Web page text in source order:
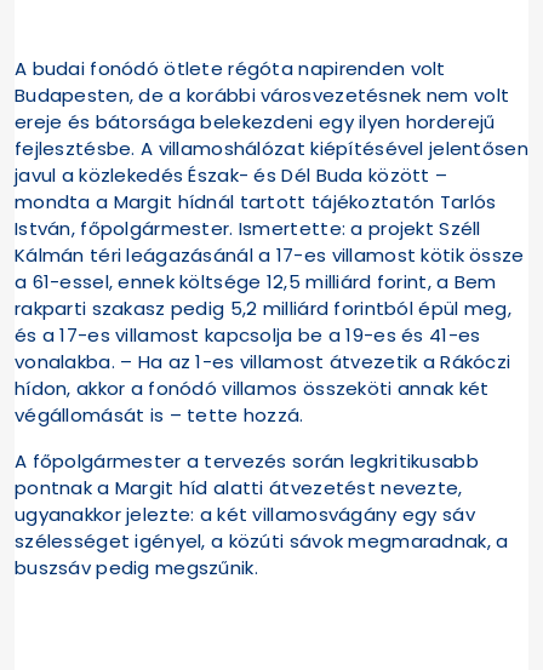
A budai fonódó ötlete régóta napirenden volt
Budapesten, de a korábbi városvezetésnek nem volt
ereje és bátorsága belekezdeni egy ilyen horderejű
fejlesztésbe. A villamoshálózat kiépítésével jelentősen
javul a közlekedés Észak- és Dél Buda között –
mondta a Margit hídnál tartott tájékoztatón Tarlós
István, főpolgármester. Ismertette: a projekt Széll
Kálmán téri leágazásánál a 17-es villamost kötik össze
a 61-essel, ennek költsége 12,5 milliárd forint, a Bem
rakparti szakasz pedig 5,2 milliárd forintból épül meg,
és a 17-es villamost kapcsolja be a 19-es és 41-es
vonalakba. – Ha az 1-es villamost átvezetik a Rákóczi
hídon, akkor a fonódó villamos összeköti annak két
végállomását is – tette hozzá.
A főpolgármester a tervezés során legkritikusabb
pontnak a Margit híd alatti átvezetést nevezte,
ugyanakkor jelezte: a két villamosvágány egy sáv
szélességet igényel, a közúti sávok megmaradnak, a
buszsáv pedig megszűnik.